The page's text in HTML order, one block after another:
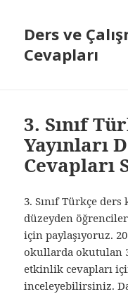
Ders ve
Cevapları
3. Sınıf
Yayınları
Cevapları
3. Sınıf Türkçe ders
düzeyden
için paylaşıyoruz.
okullarda okutulan
etkinlik cevapları
inceleyebilirsiniz.